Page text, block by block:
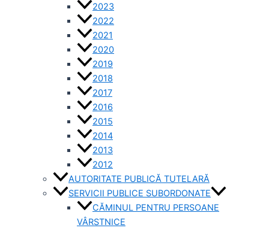
2023
2022
2021
2020
2019
2018
2017
2016
2015
2014
2013
2012
AUTORITATE PUBLICĂ TUTELARĂ
SERVICII PUBLICE SUBORDONATE
CĂMINUL PENTRU PERSOANE
VÂRSTNICE